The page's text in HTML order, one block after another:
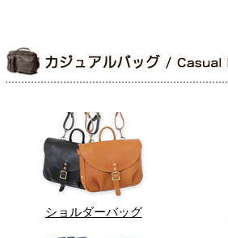
ショルダーバッグ